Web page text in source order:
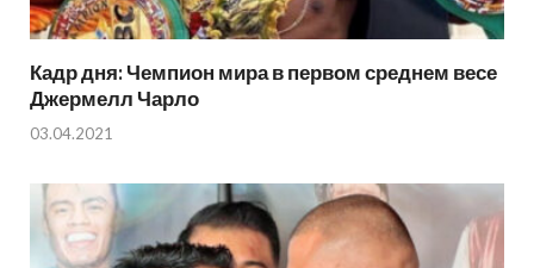
Кадр дня: Чемпион мира в первом среднем весе
Джермелл Чарло
03.04.2021